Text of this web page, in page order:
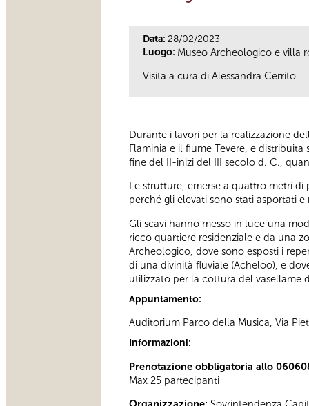
Data: 28/02/2023
Luogo: Museo Archeologico e villa
Visita a cura di Alessandra Cerrito.
Durante i lavori per la realizzazione
Flaminia e il fiume Tevere, e
fine del II-inizi del III secolo d. C.,
Le strutture, emerse a quattro metri
perché gli elevati sono stati asportati
Gli scavi hanno messo in luce una
ricco quartiere residenziale e da una
Archeologico, dove sono esposti i
di una divinità fluviale (Acheloo), e
utilizzato per la cottura del vasellame
Appuntamento:
Auditorium Parco della Musica, Via
Informazioni:
Prenotazione obbligatoria allo
Max 25 partecipanti